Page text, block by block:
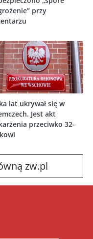
przy
lat ukrywał się w
Jest akt
przeciwko 32-
zw.pl